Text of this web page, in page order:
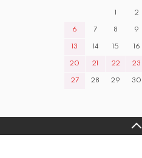
1 2
6 7 8 9
13 14 15 16
20 21 22 23
27 28 29 30